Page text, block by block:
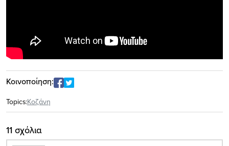
Κοινοποίηση:
Topics:Κοζάνη
11 σχόλια